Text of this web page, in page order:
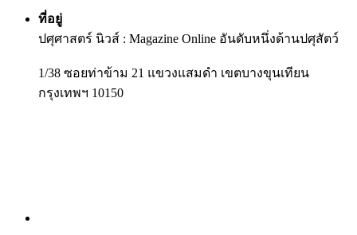
ที่อยู่
ปศุศาสตร์ นิวส์ : Magazine Online อันดับหนึ่งด้านปศุสัตว์
1/38 ซอยท่าข้าม 21 แขวงแสมดำ เขตบางขุนเทียน
กรุงเทพฯ 10150